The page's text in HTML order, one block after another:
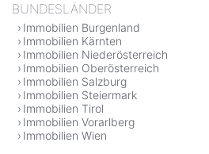
BUNDESLÄNDER
Immobilien Burgenland
Immobilien Kärnten
Immobilien Niederösterreich
Immobilien Oberösterreich
Immobilien Salzburg
Immobilien Steiermark
Immobilien Tirol
Immobilien Vorarlberg
Immobilien Wien